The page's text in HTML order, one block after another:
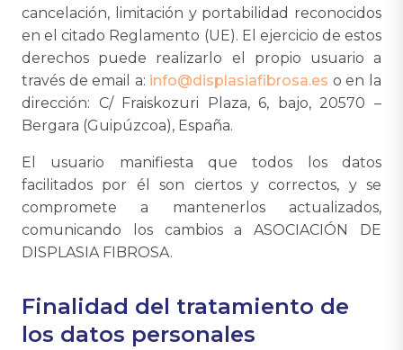
cancelación, limitación y portabilidad reconocidos
en el citado Reglamento (UE). El ejercicio de estos
derechos puede realizarlo el propio usuario a
través de email a: info@displasiafibrosa.es o en la
dirección: C/ Fraiskozuri Plaza, 6, bajo, 20570 –
Bergara (Guipúzcoa), España.
El usuario manifiesta que todos los datos
facilitados por él son ciertos y correctos, y se
compromete a mantenerlos actualizados,
comunicando los cambios a ASOCIACIÓN DE
DISPLASIA FIBROSA.
Finalidad del tratamiento de
los datos personales